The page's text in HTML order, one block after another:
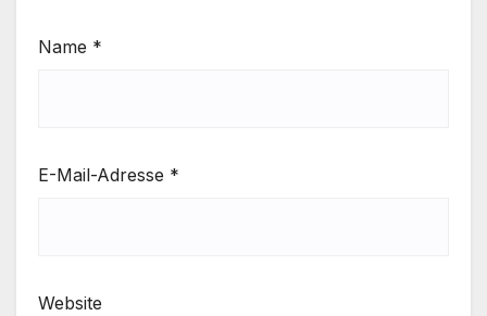
Name *
E-Mail-Adresse *
Website